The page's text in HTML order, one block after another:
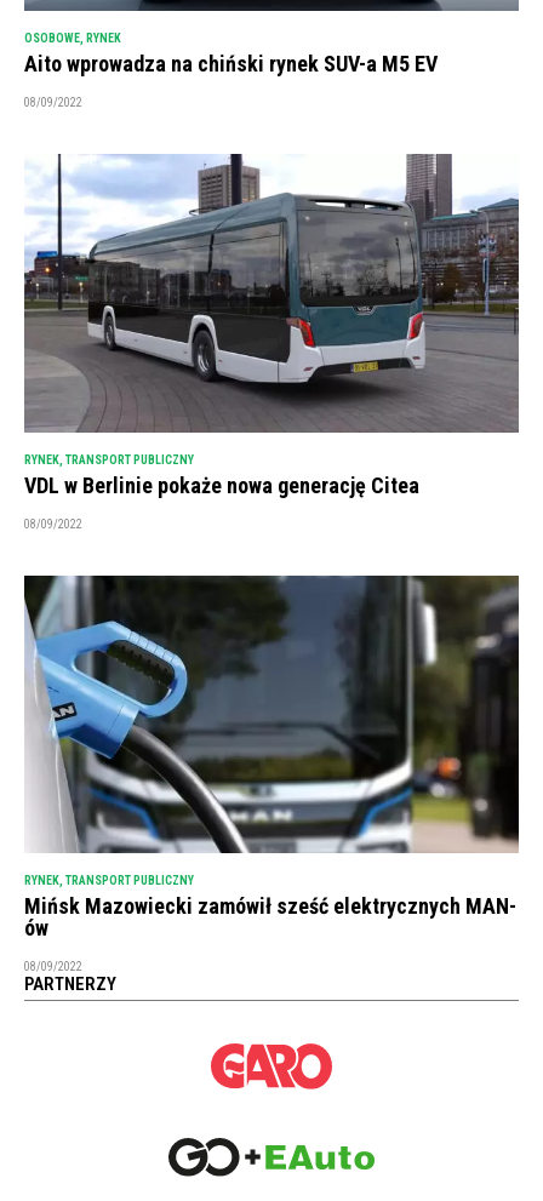
OSOBOWE, RYNEK
Aito wprowadza na chiński rynek SUV-a M5 EV
08/09/2022
RYNEK TRANSPORT PUBLICZNY
VDL w Berlinie pokaże nowa generację Citea
08/09/2022
RYNEK, TRANSPORT PUBLICZNY
Mińsk Mazowiecki zamówił sześć elektrycznych MAN-
ów
08/09/2022
PARTNERZY